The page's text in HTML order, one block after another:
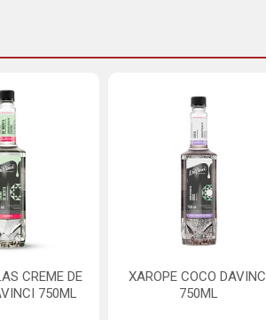
CREME DE
750ML
XAROPE COCO
750ML